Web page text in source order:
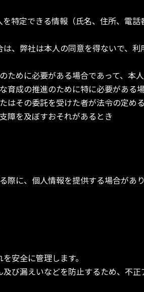
特定できる情報（氏名、住所、電
、弊社は本人の同意を得ないで、
ために必要がある場合であって、本
育成の推進のために特に必要がある
はその委託を受けた者が法令の定
障を及ぼすおそれがあるとき
際に、個人情報を提供する場合が
安全に管理します。
び漏えいなどを防止するため、不